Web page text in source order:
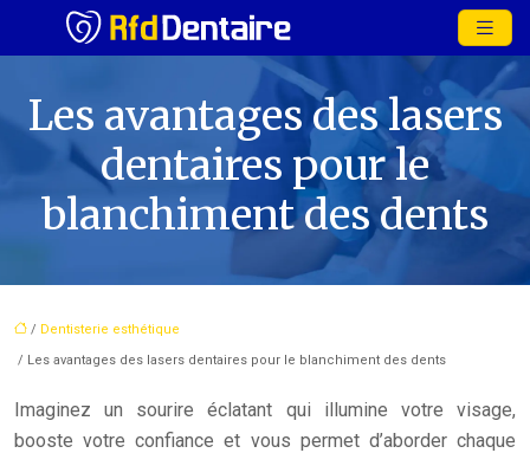
Les avantages des lasers
dentaires pour le
blanchiment des dents
/ Dentisterie esthétique
/ Les avantages des lasers dentaires pour le blanchiment des dents
Imaginez un sourire éclatant qui illumine votre visage,
booste votre confiance et vous permet d’aborder chaque